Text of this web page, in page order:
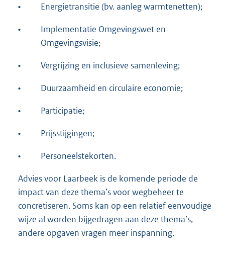
• Energietransitie (bv. aanleg warmtenetten);
•
Implementatie Omgevingswet en
Omgevingsvisie;
• Vergrijzing en inclusieve samenleving;
• Duurzaamheid en circulaire economie;
• Participatie;
• Prijsstijgingen;
• Personeelstekorten.
Advies voor Laarbeek is de komende periode de
impact van deze thema’s voor wegbeheer te
concretiseren. Soms kan op een relatief eenvoudige
wijze al worden bijgedragen aan deze thema’s,
andere opgaven vragen meer inspanning.